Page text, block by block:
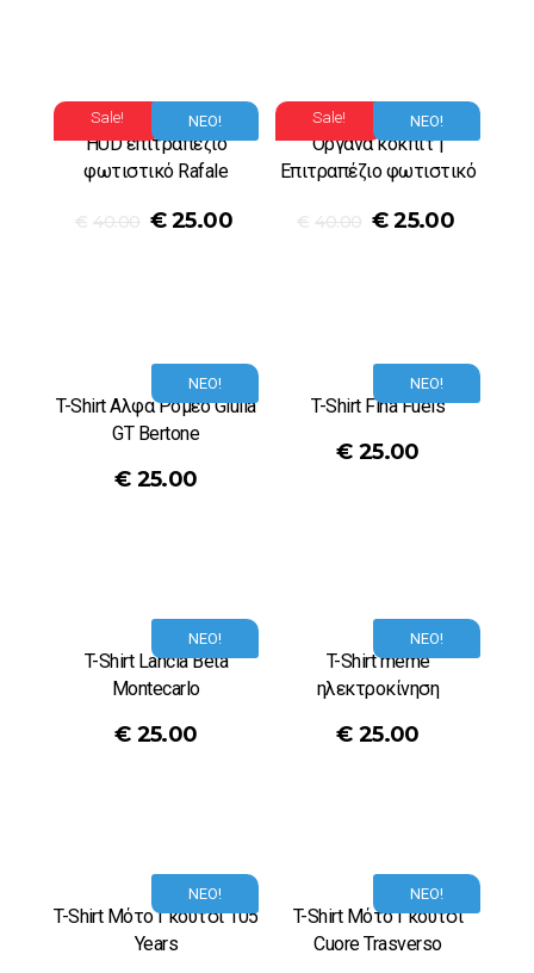
Sale! ΝΕΟ!
HUD επιτραπέζιο
φωτιστικό Rafale
€ 40.00 € 25.00
Sale! ΝΕΟ!
Oργανα κόκπιτ |
Eπιτραπέζιο φωτιστικό
€ 40.00 € 25.00
ΝΕΟ!
T-Shirt Αλφα Ρομεο Giulia
GT Bertone
€ 25.00
ΝΕΟ!
T-Shirt Fina Fuels
€ 25.00
ΝΕΟ!
T-Shirt Lancia Beta
Montecarlo
€ 25.00
ΝΕΟ!
T-Shirt meme
ηλεκτροκίνηση
€ 25.00
ΝΕΟ!
T-Shirt Μότο Γκούτσι 105
Years
ΝΕΟ!
T-Shirt Μότο Γκούτσι
Cuore Trasverso